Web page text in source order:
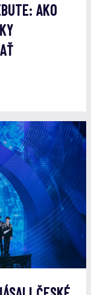
AKO